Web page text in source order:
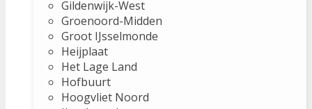
Gildenwijk-West
Groenoord-Midden
Groot IJsselmonde
Heijplaat
Het Lage Land
Hofbuurt
Hoogvliet Noord